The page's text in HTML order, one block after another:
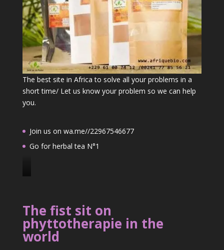
The best site in Africa to solve all your problems in a
short time/ Let us know your problem so we can help
you.
Join us on wa.me//22967546677
Go for herbal tea N°1
J
u
s
The fist sit on
phyttotherapie in the
world